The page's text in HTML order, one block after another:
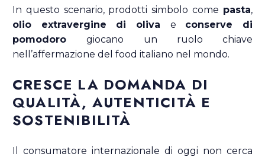
In questo scenario, prodotti simbolo come pasta,
olio extravergine di oliva e conserve di
pomodorogiocano un ruolo chiave
nell’affermazione del food italiano nel mondo.
CRESCE LA DOMANDA DI
QUALITÀ, AUTENTICITÀ E
SOSTENIBILITÀ
Il consumatore internazionale di oggi non cerca